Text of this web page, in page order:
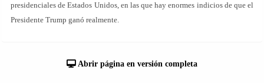
presidenciales de Estados Unidos, en las que hay enormes indicios de que el
Presidente Trump ganó realmente.
Abrir página en versión completa